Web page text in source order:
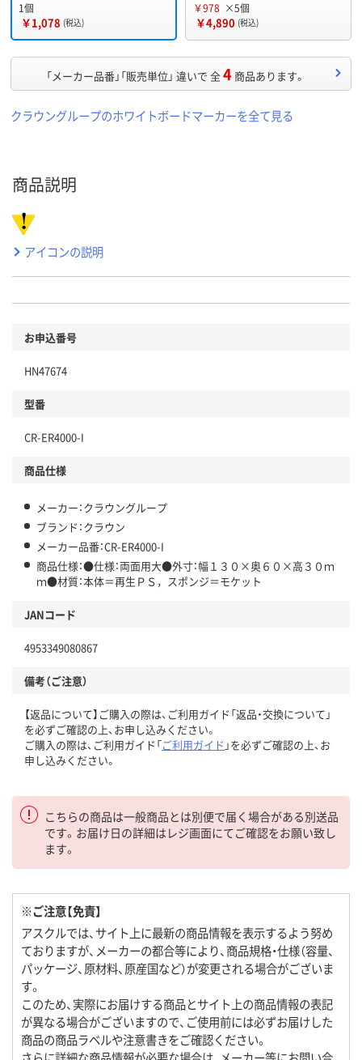
1個
￥1,078 (税込)
￥978 ×5個
￥4,890 (税込)
「メーカー品番」「販売単位」 違いで 全4 商品あります。
クラウングループのホワイトボードマーカーを全て見る
商品説明
アイコンの説明
お申込番号
HN47674
型番
CR-ER4000-I
商品仕様
メーカー：クラウングループ
ブランド：クラウン
メーカー品番：CR-ER4000-I
商品仕様：●仕様：両面用大●外寸：幅１３０×奥６０×高３０ｍ
ｍ●材質：本体＝再生ＰＳ，スポンジ＝モケット
JANコード
4953349080867
備考（ご注意）
【返品について】ご購入の際は、ご利用ガイド「返品・交換について」
を必ずご確認の上、お申し込みください。
ご購入の際は、ご利用ガイド「ご利用ガイド 」を必ずご確認の上、お
申し込みください。
こちらの商品は一般商品とは別便で届く場合がある別送品
です。お届け日の詳細はレジ画面にてご確認をお願い致し
ます。
※ご注意【免責】
アスクルでは、サイト上に最新の商品情報を表示するよう努め
ておりますが、メーカーの都合等により、商品規格・仕様（容量、
パッケージ、原材料、原産国など）が変更される場合がございま
す。
このため、実際にお届けする商品とサイト上の商品情報の表記
が異なる場合がございますので、ご使用前には必ずお届けした
商品の商品ラベルや注意書きをご確認ください。